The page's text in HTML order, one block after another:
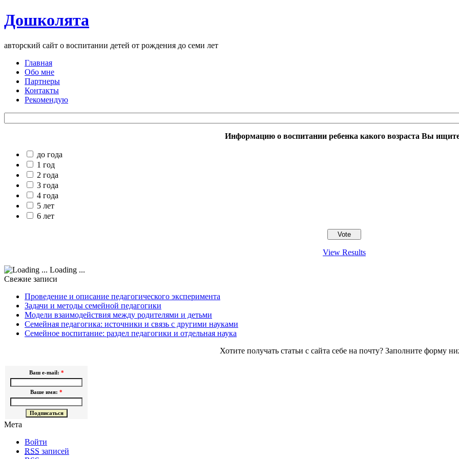
Дошколята
авторский сайт о воспитании детей от рождения до семи лет
Главная
Обо мне
Партнеры
Контакты
Рекомендую
Информацию о воспитании ребенка какого возраста Вы
до года
1 год
2 года
3 года
4 года
5 лет
6 лет
View Results
Loading ...
Свежие записи
Проведение и описание педагогического эксперимента
Задачи и методы семейной педагогики
Модели взаимодействия между родителями и детьми
Семейная педагогика: источники и связь с другими науками
Семейное воспитание: раздел педагогики и отдельная наука
Хотите получать статьи с сайта себе на почту? Заполните форму
Ваш e-mail: *
Ваше имя: *
Мета
Войти
RSS записей